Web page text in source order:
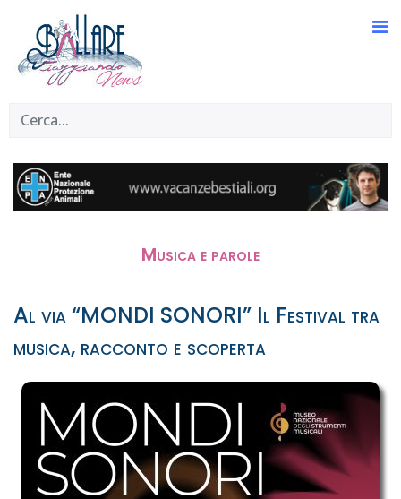
Musica e parole
Al via “MONDI SONORI” Il Festival tra
musica, racconto e scoperta